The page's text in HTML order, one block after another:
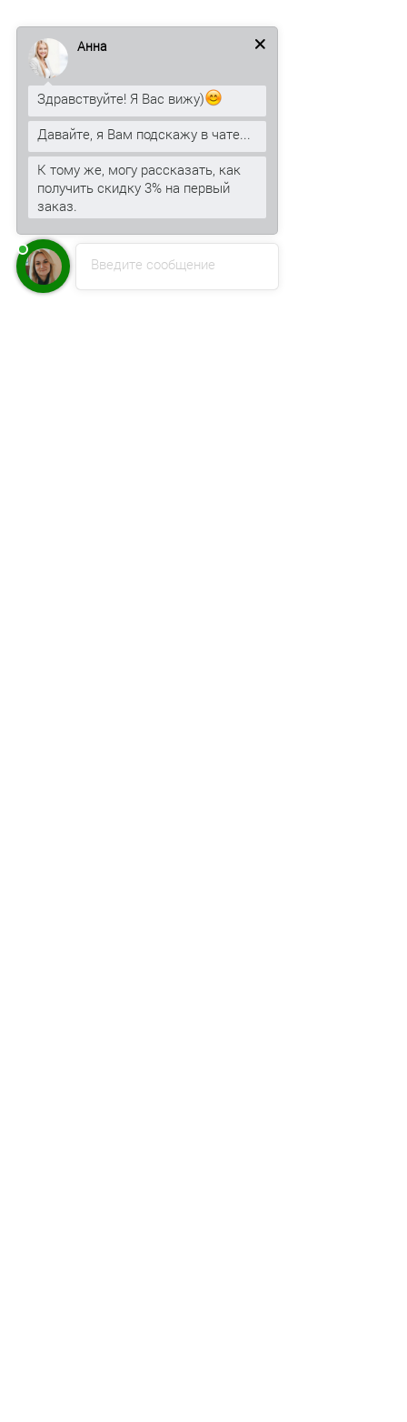
Введите сообщение
Анна
Здравствуйте! Я Вас вижу)
Давайте, я Вам подскажу в чате...
К тому же, могу рассказать, как
получить скидку 3% на первый
заказ.